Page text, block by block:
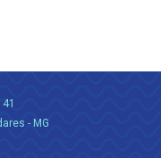
- MG